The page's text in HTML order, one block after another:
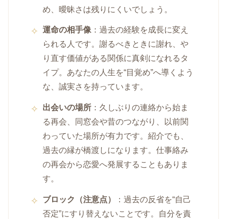
め、曖昧さは残りにくいでしょう。
運命の相手像：過去の経験を成長に変え
られる人です。謝るべきときに謝れ、や
り直す価値がある関係に真剣になれるタ
イプ。あなたの人生を“目覚め”へ導くよう
な、誠実さを持っています。
出会いの場所 ：久しぶりの連絡から始ま
る再会、同窓会や昔のつながり、以前関
わっていた場所が有力です。紹介でも、
過去の縁が橋渡しになります。仕事絡み
の再会から恋愛へ発展することもありま
す。
ブロック（注意点）
：過去の反省を“自己
否定”にすり替えないことです。自分を責